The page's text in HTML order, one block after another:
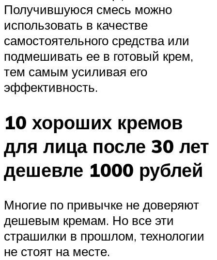
Получившуюся смесь можно
использовать в качестве
самостоятельного средства или
подмешивать ее в готовый крем,
тем самым усиливая его
эффективность.
10 хороших кремов
для лица после 30 лет
дешевле 1000 рублей
Многие по привычке не доверяют
дешевым кремам. Но все эти
страшилки в прошлом, технологии
не стоят на месте.